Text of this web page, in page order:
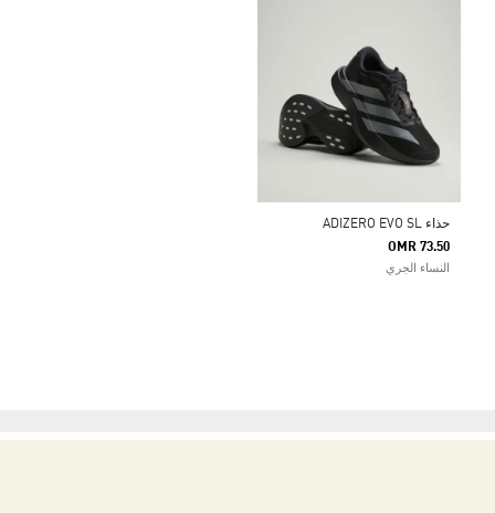
حذاء ADIZERO EVO SL
OMR 73.50
النساء الجري